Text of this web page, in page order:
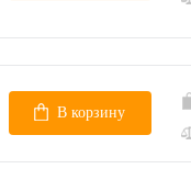
В корзину